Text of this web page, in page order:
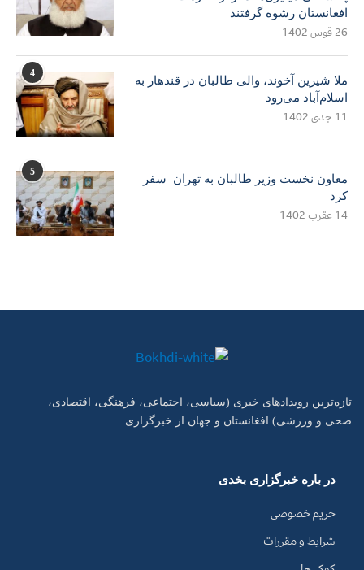
افغانستان رشوه گرفتند
26 قوس 1402
4
ملا شیرین آخوند، والی طالبان در قندهار به
اسلام‌آباد می‌رود
11 جدی 1402
5
معاون نخست وزیر طالبان به تهران سفر
کرد
14 عقرب 1402
تازه‌ترین رویدادهای خبری (سیاسی، اجتماعی، فرهنگی، اقتصادی،
صحی و ورزشی) افغانستان و جهان از خبرگزاری
در باره خبرگزاری بخدی
حریم خصوصی
شرایط و مقررات